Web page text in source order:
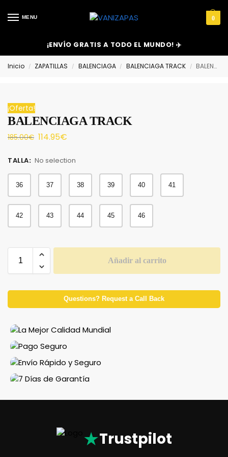
MENU 0
¡ENVÍO GRATIS A TODO EL MUNDO! ✈️
Inicio / ZAPATILLAS / BALENCIAGA / BALENCIAGA TRACK / BALENCIAGA TRACK
¡Oferta!
BALENCIAGA TRACK
185.00€ 114.95€
TALLA: No selection
36 37 38 39 40 41
42 43 44 45 46
Añadir al carrito
Questions? Request a Call Back
★Trustpilot